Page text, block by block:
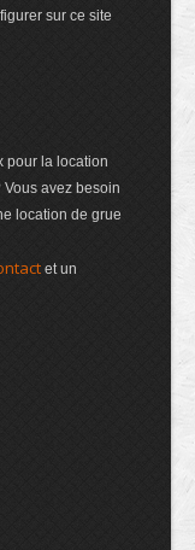
sur ce site
pour la location
avez besoin
location de grue
et un